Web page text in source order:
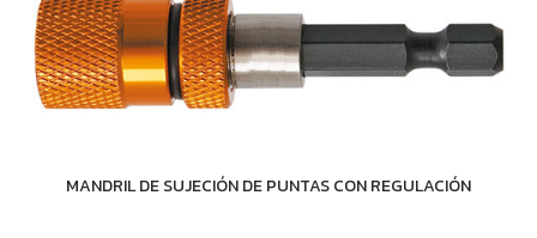
MANDRIL DE SUJECIÓN DE PUNTAS CON REGULACIÓN